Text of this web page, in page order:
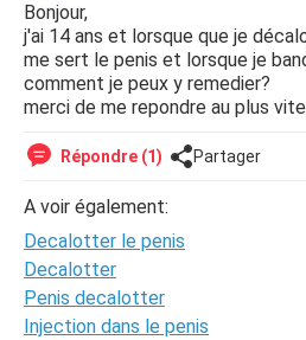
Bonjour,
j'ai 14 ans et lorsque que je
me sert le penis et lorsque je
comment je peux y remedier?
merci de me repondre au plus vite
Répondre (1) Partager
A voir également:
Decalotter le penis
Decalotter
Penis decalotter
Injection dans le penis